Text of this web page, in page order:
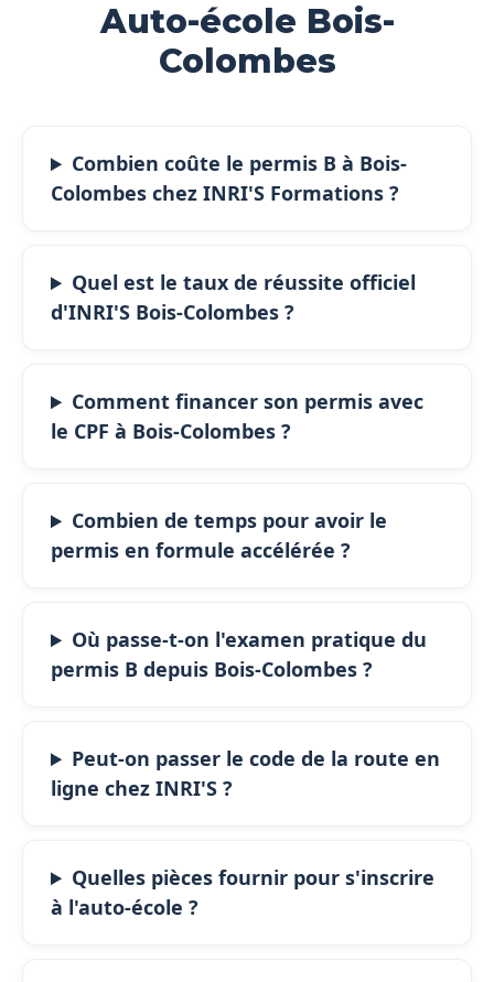
Auto-école Bois-
Colombes
Combien coûte le permis B à Bois-
Colombes chez INRI'S Formations ?
Quel est le taux de réussite officiel
d'INRI'S Bois-Colombes ?
Comment financer son permis avec
le CPF à Bois-Colombes ?
Combien de temps pour avoir le
permis en formule accélérée ?
Où passe-t-on l'examen pratique du
permis B depuis Bois-Colombes ?
Peut-on passer le code de la route en
ligne chez INRI'S ?
Quelles pièces fournir pour s'inscrire
à l'auto-école ?